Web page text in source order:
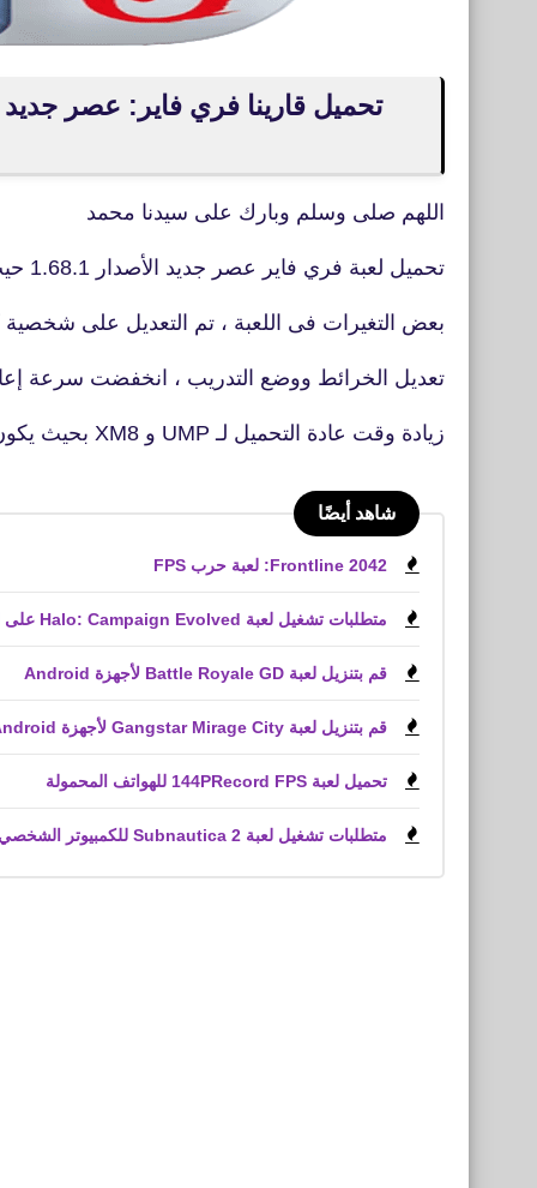
اللهم صلى وسلم وبارك على سيدنا محمد
تحميل لعبة فري فاير عصر جديد الأصدار 1.68.1 حيث يضم هذا التحديث
بعض التغيرات فى اللعبة ، تم التعديل على شخصية
تعديل الخرائط ووضع التدريب ، انخفضت سرعة
زيادة وقت عادة التحميل لـ UMP و XM8 بحيث يكون للاعبين نافذة أكبر
شاهد أيضًا
Frontline 2042: لعبة حرب FPS
متطلبات تشغيل لعبة Halo: Campaign Evolved على الكمبيوتر الشخصي
قم بتنزيل لعبة Battle Royale GD لأجهزة Android
قم بتنزيل لعبة Gangstar Mirage City لأجهزة Android و iPhone (APK)
تحميل لعبة 144PRecord FPS للهواتف المحمولة
متطلبات تشغيل لعبة Subnautica 2 للكمبيوتر الشخصي